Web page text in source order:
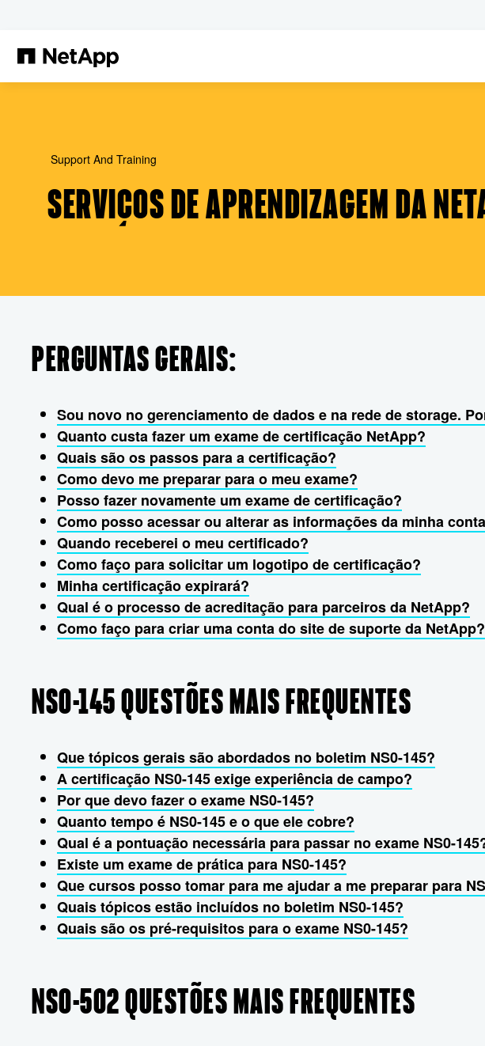
Support And Training
SERVIÇOS DE APRENDIZAGEM DA
PERGUNTAS GERAIS:
Sou novo no gerenciamento de dados e na rede de storage.
Quanto custa fazer um exame de certificação NetApp?
Quais são os passos para a certificação?
Como devo me preparar para o meu exame?
Posso fazer novamente um exame de certificação?
Como posso acessar ou alterar as informações da minha
Quando receberei o meu certificado?
Como faço para solicitar um logotipo de certificação?
Minha certificação expirará?
Qual é o processo de acreditação para parceiros da NetApp?
Como faço para criar uma conta do site de suporte da NetApp?
NS0-145 QUESTÕES MAIS FREQUENTES
Que tópicos gerais são abordados no boletim NS0-145?
A certificação NS0-145 exige experiência de campo?
Por que devo fazer o exame NS0-145?
Quanto tempo é NS0-145 e o que ele cobre?
Qual é a pontuação necessária para passar no exame NS0-
Existe um exame de prática para NS0-145?
Que cursos posso tomar para me ajudar a me preparar para
Quais tópicos estão incluídos no boletim NS0-145?
Quais são os pré-requisitos para o exame NS0-145?
NS0-502 QUESTÕES MAIS FREQUENTES